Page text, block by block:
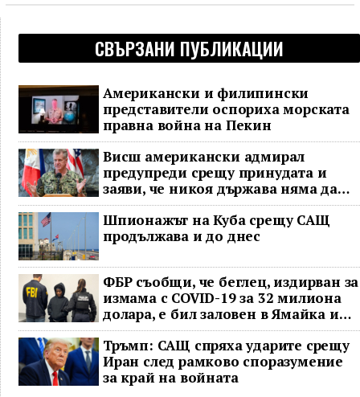
СВЪРЗАНИ ПУБЛИКАЦИИ
Американски и филипински
представители оспориха морската
правна война на Пекин
Висш американски адмирал
предупреди срещу принудата и
заяви, че никоя държава няма да
доминира в Индо-Тихоокеанския
регион
Шпионажът на Куба срещу САЩ
продължава и до днес
ФБР съобщи, че беглец, издирван за
измама с COVID-19 за 32 милиона
долара, е бил заловен в Ямайка и
върнат в САЩ
Тръмп: САЩ спряха ударите срещу
Иран след рамково споразумение
за край на войната